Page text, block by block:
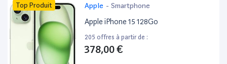
Top Produit Apple - Smartphone
Apple iPhone 15 128Go
205 offres à partir de :
378,00 €